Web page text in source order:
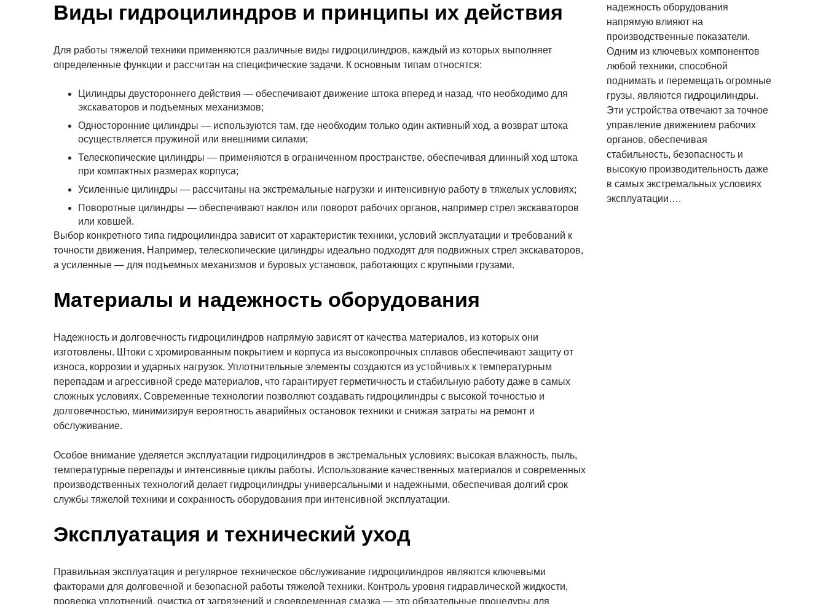
Виды гидроцилиндров и принципы их действия
Для работы тяжелой техники применяются различные виды гидроцилиндров, каждый из которых выполняет
определенные функции и рассчитан на специфические задачи. К основным типам относятся:
Цилиндры двустороннего действия — обеспечивают движение штока вперед и назад, что необходимо для
экскаваторов и подъемных механизмов;
Односторонние цилиндры — используются там, где необходим только один активный ход, а возврат штока
осуществляется пружиной или внешними силами;
Телескопические цилиндры — применяются в ограниченном пространстве, обеспечивая длинный ход штока
при компактных размерах корпуса;
Усиленные цилиндры — рассчитаны на экстремальные нагрузки и интенсивную работу в тяжелых условиях;
Поворотные цилиндры — обеспечивают наклон или поворот рабочих органов, например стрел экскаваторов
или ковшей.
Выбор конкретного типа гидроцилиндра зависит от характеристик техники, условий эксплуатации и требований к
точности движения. Например, телескопические цилиндры идеально подходят для подвижных стрел экскаваторов,
а усиленные — для подъемных механизмов и буровых установок, работающих с крупными грузами.
Материалы и надежность оборудования
Надежность и долговечность гидроцилиндров напрямую зависят от качества материалов, из которых они
изготовлены. Штоки с хромированным покрытием и корпуса из высокопрочных сплавов обеспечивают защиту от
износа, коррозии и ударных нагрузок. Уплотнительные элементы создаются из устойчивых к температурным
перепадам и агрессивной среде материалов, что гарантирует герметичность и стабильную работу даже в самых
сложных условиях. Современные технологии позволяют создавать гидроцилиндры с высокой точностью и
долговечностью, минимизируя вероятность аварийных остановок техники и снижая затраты на ремонт и
обслуживание.
Особое внимание уделяется эксплуатации гидроцилиндров в экстремальных условиях: высокая влажность, пыль,
температурные перепады и интенсивные циклы работы. Использование качественных материалов и современных
производственных технологий делает гидроцилиндры универсальными и надежными, обеспечивая долгий срок
службы тяжелой техники и сохранность оборудования при интенсивной эксплуатации.
Эксплуатация и технический уход
Правильная эксплуатация и регулярное техническое обслуживание гидроцилиндров являются ключевыми
факторами для долговечной и безопасной работы тяжелой техники. Контроль уровня гидравлической жидкости,
проверка уплотнений, очистка от загрязнений и своевременная смазка — это обязательные процедуры для
надежность оборудования
напрямую влияют на
производственные показатели.
Одним из ключевых компонентов
любой техники, способной
поднимать и перемещать огромные
грузы, являются гидроцилиндры.
Эти устройства отвечают за точное
управление движением рабочих
органов, обеспечивая
стабильность, безопасность и
высокую производительность даже
в самых экстремальных условиях
эксплуатации….